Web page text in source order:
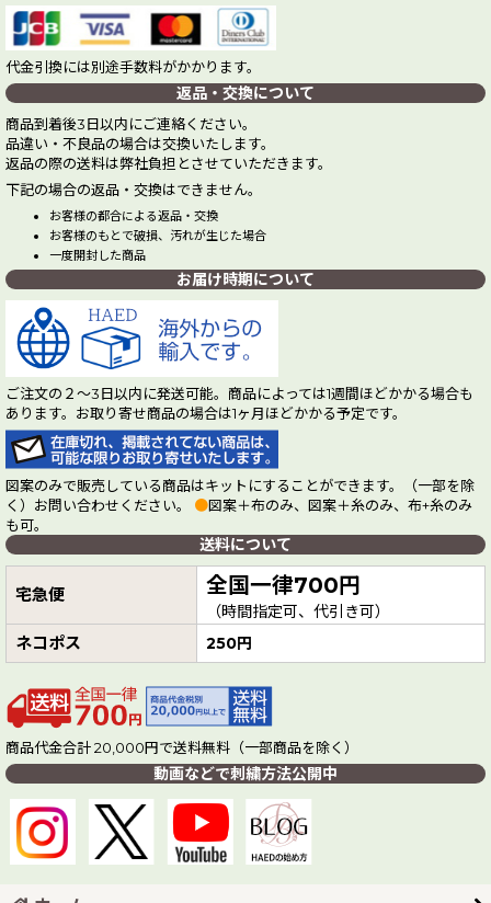
代金引換には別途手数料がかかります。
返品・交換について
商品到着後3日以内にご連絡ください。
品違い・不良品の場合は交換いたします。
返品の際の送料は弊社負担とさせていただきます。
下記の場合の返品・交換はできません。
お客様の都合による返品・交換
お客様のもとで破損、汚れが生じた場合
一度開封した商品
お届け時期について
ご注文の２～3日以内に発送可能。商品によっては1週間ほどかかる場合も
あります。お取り寄せ商品の場合は1ヶ月ほどかかる予定です。
図案のみで販売している商品はキットにすることができます。（一部を除
く）お問い合わせください。 ●図案＋布のみ、図案＋糸のみ、布+糸のみ
も可。
送料について
宅急便 全国一律700円
（時間指定可、代引き可）
ネコポス 250円
商品代金合計 20,000円で送料無料（一部商品を除く）
動画などで刺繍方法公開中